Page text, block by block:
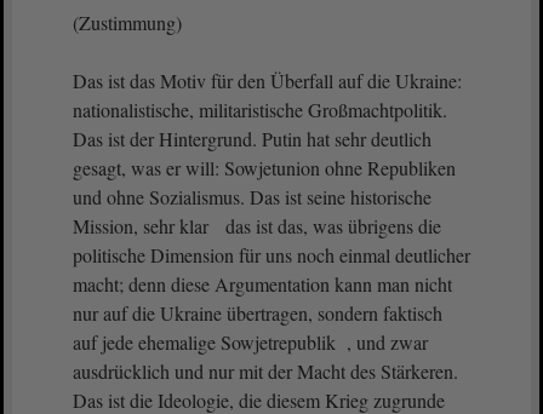
(Zustimmung)
Das ist das Motiv für den Überfall auf die Ukraine:
nationalistische, militaristische Großmachtpolitik.
Das ist der Hintergrund. Putin hat sehr deutlich
gesagt, was er will: Sowjetunion ohne Republiken
und ohne Sozialismus. Das ist seine historische
Mission, sehr klar das ist das, was übrigens die
politische Dimension für uns noch einmal deutlicher
macht; denn diese Argumentation kann man nicht
nur auf die Ukraine übertragen, sondern faktisch
auf jede ehemalige Sowjetrepublik , und zwar
ausdrücklich und nur mit der Macht des Stärkeren.
Das ist die Ideologie, die diesem Krieg zugrunde